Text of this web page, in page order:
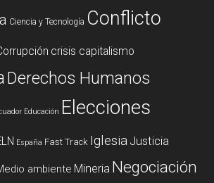
Ciencia y Tecnología Conflicto
crisis capitalismo
Derechos Humanos
Educación Elecciones
España Fast Track Iglesia Justicia
ambiente Mineria Negociación